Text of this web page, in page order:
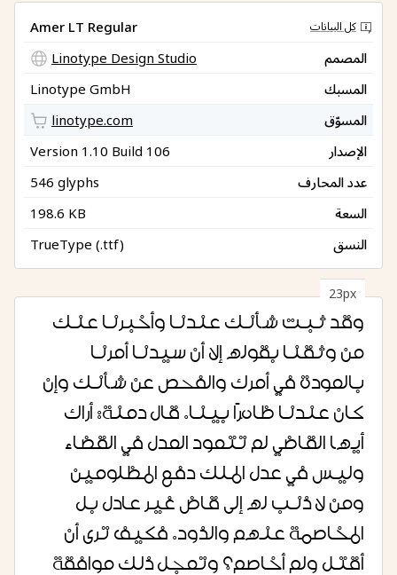
كل البيانات
Amer LT Regular
المصمم
Linotype Design Studio
المسبك
Linotype GmbH
المسوّق
linotype.com
الإصدار
Version 1.10 Build 106
عدد المحارف
546 glyphs
السعة
198.6 KB
النسق
TrueType (.ttf)
23px